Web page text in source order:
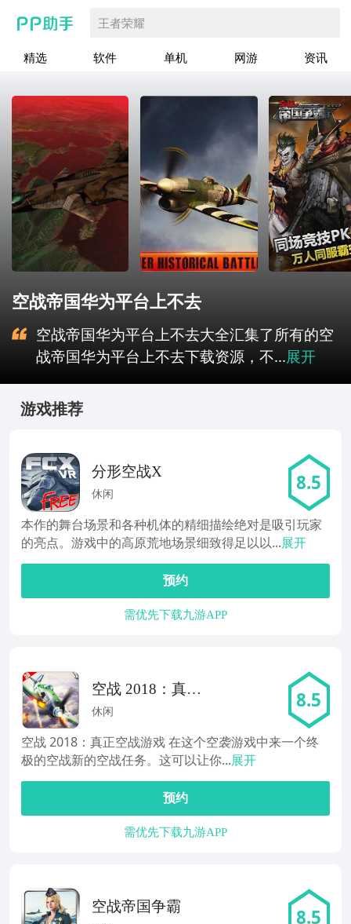
王者荣耀
精选 软件 单机 网游 资讯
空战帝国华为平台上不去
空战帝国华为平台上不去大全汇集了所有的空
战帝国华为平台上不去下载资源，不...展开
游戏推荐
分形空战X
休闲 8.5
本作的舞台场景和各种机体的精细描绘绝对是吸引玩家
的亮点。游戏中的高原荒地场景细致得足以以...展开
预约
需优先下载九游APP
空战 2018：真正
空战游戏
休闲 8.5
空战 2018：真正空战游戏 在这个空袭游戏中来一个终
极的空战新的空战任务。这可以让你...展开
预约
需优先下载九游APP
空战帝国争霸 8.5